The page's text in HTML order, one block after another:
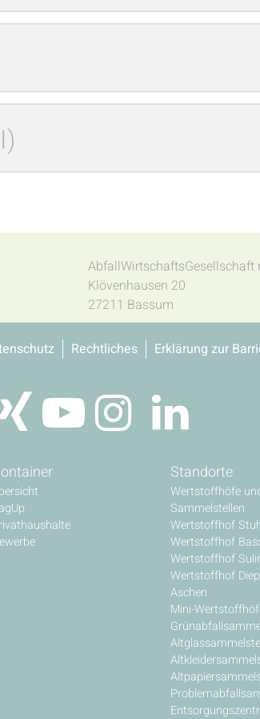
AbfallWirtschaftsGesellschaft
Klövenhausen 20
27211 Bassum
Rechtliches Erklärung zur
Standorte
Wertstoffhöfe
Sammelstellen
Wertstoffhof
Wertstoffhof
Wertstoffhof
Wertstoffhof
Aschen
Mini-